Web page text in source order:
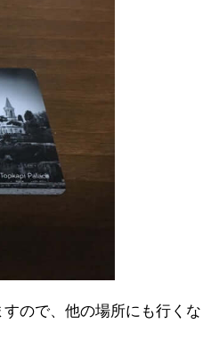
ので、他の場所にも行くな